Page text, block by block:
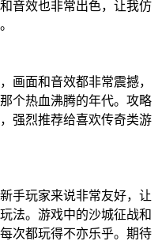
音效也非常出色，让我仿
画面和音效都非常震撼，
个热血沸腾的年代。攻略
强烈推荐给喜欢传奇类游
手玩家来说非常友好，让
法。游戏中的沙城征战和
次都玩得不亦乐乎。期待